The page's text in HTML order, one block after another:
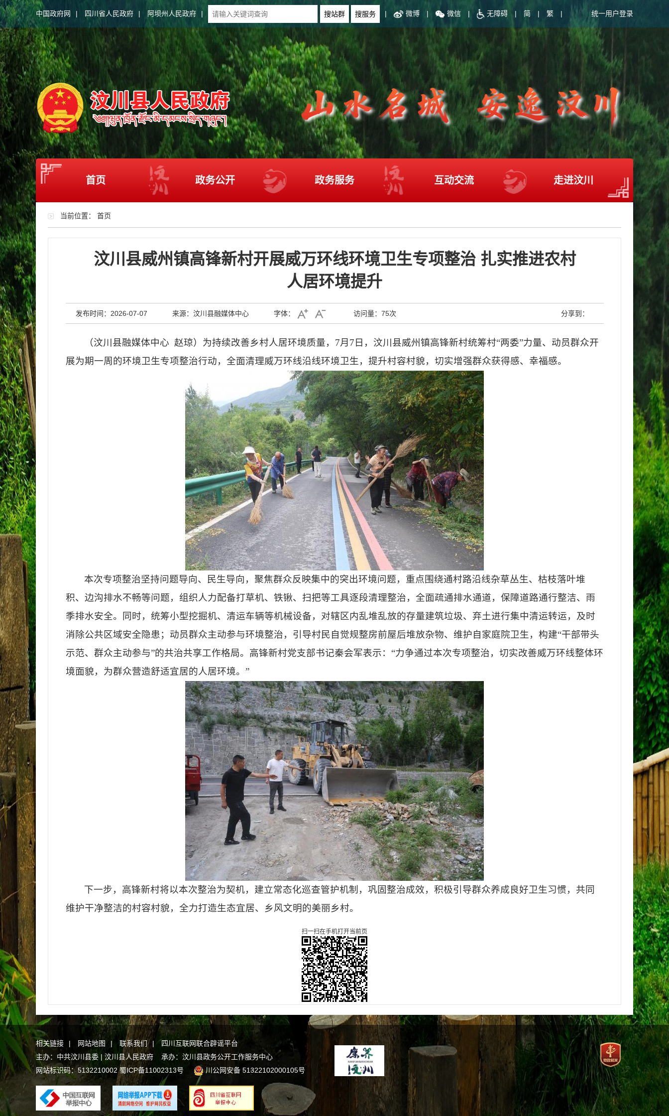
中国政府网 | 四川省人民政府 | 阿坝州人民政府 | | 微博 | 微信 | 无障碍 | 简 | 繁 | 统一用户登录
首页 政务公开 政务服务 互动交流 走进汶川
当前位置： 首页
汶川县威州镇高锋新村开展威万环线环境卫生专项整治 扎实推进农村
人居环境提升
发布时间：2026-07-07 来源：汶川县融媒体中心 字体： 访问量： 75次 分享到：
（汶川 县融媒体中心 赵琼）为持续改善乡村人居环境质量，7月7日，汶川县威州镇高锋新村统筹村“两委”力量、动员群众开
展为期一周的环境卫生专项整治行动，全面清理威万环线沿线环境卫生，提升村容村貌，切实增强群众获得感、幸福感。
本次专项整治坚持问题导向、民生导向，聚焦群众反映集中的突出环境问题，重点围绕通村路沿线杂草丛生、枯枝落叶堆
积、边沟排水不畅等问题，组织人力配备打草机、铁锹、扫把等工具逐段清理整治，全面疏通排水通道，保障道路通行整洁、雨
季排水安全。同时，统筹小型挖掘机、清运车辆等机械设备，对辖区内乱堆乱放的存量建筑垃圾、弃土进行集中清运转运，及时
消除公共区域安全隐患；动员群众主动参与环境整治，引导村民自觉规整房前屋后堆放杂物、维护自家庭院卫生，构建“干部带头
示范、群众主动参与”的共治共享工作格局。高锋新村党支部书记秦会军表示：“力争通过本次专项整治，切实改善威万环线整体环
境面貌，为群众营造舒适宜居的人居环境。”
下一步，高锋新村将以本次整治为契机，建立常态化巡查管护机制，巩固整治成效，积极引导群众养成良好卫生习惯，共同
维护干净整洁的村容村貌，全力打造生态宜居、乡风文明的美丽乡村。
扫一扫在手机打开当前页
相关链接 | 网站地图 | 联系我们 |
四川互联网联合辟谣平台
主办：中共汶川县委 | 汶川县人民政府 承办：汶川县政务公开工作服务中心
网站标识码：5132210002蜀ICP备11002313号 川公网安备 51322102000105号